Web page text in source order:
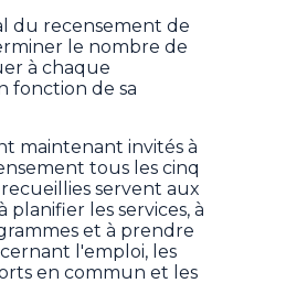
du recensement de
le nombre de
à chaque
fonction de sa
maintenant invités à
tous les cinq
recueillies servent aux
les services, à
et à prendre
l'emploi, les
en commun et les